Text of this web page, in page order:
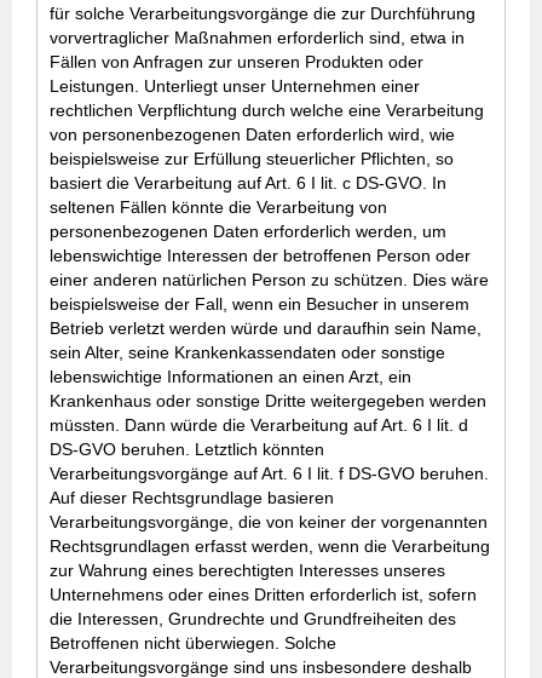
für solche Verarbeitungsvorgänge die zur Durchführung
vorvertraglicher Maßnahmen erforderlich sind, etwa in
Fällen von Anfragen zur unseren Produkten oder
Leistungen. Unterliegt unser Unternehmen einer
rechtlichen Verpflichtung durch welche eine Verarbeitung
von personenbezogenen Daten erforderlich wird, wie
beispielsweise zur Erfüllung steuerlicher Pflichten, so
basiert die Verarbeitung auf Art. 6 I lit. c DS-GVO. In
seltenen Fällen könnte die Verarbeitung von
personenbezogenen Daten erforderlich werden, um
lebenswichtige Interessen der betroffenen Person oder
einer anderen natürlichen Person zu schützen. Dies wäre
beispielsweise der Fall, wenn ein Besucher in unserem
Betrieb verletzt werden würde und daraufhin sein Name,
sein Alter, seine Krankenkassendaten oder sonstige
lebenswichtige Informationen an einen Arzt, ein
Krankenhaus oder sonstige Dritte weitergegeben werden
müssten. Dann würde die Verarbeitung auf Art. 6 I lit. d
DS-GVO beruhen. Letztlich könnten
Verarbeitungsvorgänge auf Art. 6 I lit. f DS-GVO beruhen.
Auf dieser Rechtsgrundlage basieren
Verarbeitungsvorgänge, die von keiner der vorgenannten
Rechtsgrundlagen erfasst werden, wenn die Verarbeitung
zur Wahrung eines berechtigten Interesses unseres
Unternehmens oder eines Dritten erforderlich ist, sofern
die Interessen, Grundrechte und Grundfreiheiten des
Betroffenen nicht überwiegen. Solche
Verarbeitungsvorgänge sind uns insbesondere deshalb